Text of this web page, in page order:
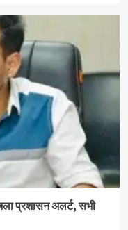
प्रशासन अलर्ट, सभी